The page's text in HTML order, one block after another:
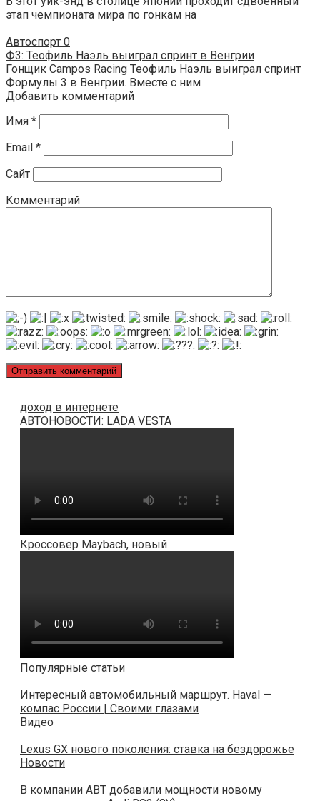
этап чемпионата мира по гонкам на
Автоспорт 0
Ф3: Теофиль Наэль выиграл спринт в Венгрии
Гонщик Campos Racing Теофиль Наэль выиграл спринт
Формулы 3 в Венгрии. Вместе с ним
Добавить комментарий
Имя *
Email *
Сайт
Комментарий
доход в интернете
АВТОНОВОСТИ: LADA VESTA
Кроссовер Maybach, новый
Популярные статьи
Интересный автомобильный маршрут. Haval —
компас России | Своими глазами
Видео
Lexus GX нового поколения: ставка на бездорожье
Новости
В компании ABT добавили мощности новому